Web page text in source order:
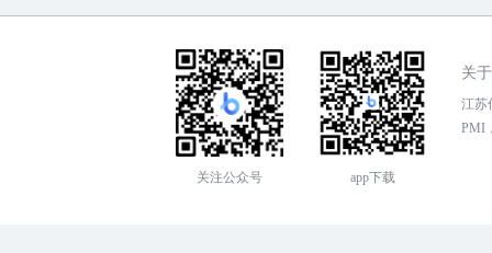
关注公众号 app下载
关
江苏
PMI